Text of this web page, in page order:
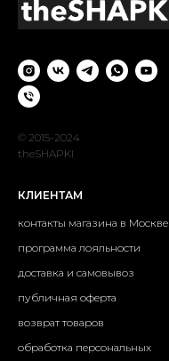
© 2015-2024
theSHAPKI
КЛИЕНТАМ
контакты магазина в Москве
программа лояльности
доставка и самовывоз
публичная оферта
возврат товаров
обработка персональных